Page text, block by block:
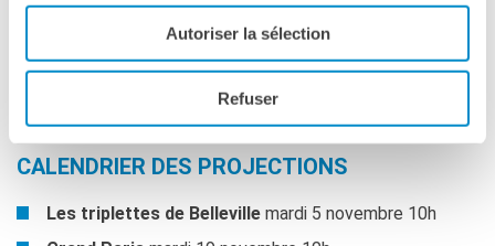
Autoriser la sélection
Refuser
Marcher sur l’eau sup grado II
Petit pays sup grado II
Les magnétiques sup grado II
CALENDRIER DES PROJECTIONS
Les triplettes de Belleville mardi 5 novembre 10h